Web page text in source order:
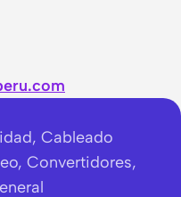
Cableado
Convertidores,